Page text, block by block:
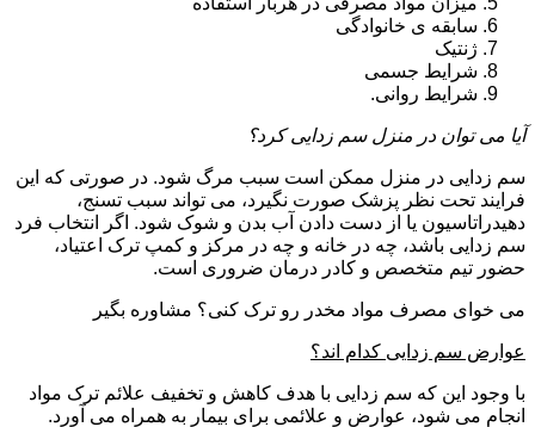
سابقه ی خانوادگی
ژنتیک
شرایط جسمی
شرایط روانی.
آیا می توان در منزل سم زدایی کرد؟
سم زدایی در منزل ممکن است سبب مرگ شود. در صورتی که این
فرایند تحت نظر پزشک صورت نگیرد، می تواند سبب تسنج،
دهیدراتاسیون یا از دست دادن آب بدن و شوک شود. اگر انتخاب فرد
سم زدایی باشد، چه در خانه و چه در مرکز و کمپ ترک اعتیاد،
حضور تیم متخصص و کادر درمان ضروری است.
می خوای مصرف مواد مخدر رو ترک کنی؟ مشاوره بگیر
عوارض سم زدایی کدام اند؟
با وجود این که سم زدایی با هدف کاهش و تخفیف علائم ترک مواد
انجام می شود، عوارض و علائمی برای بیمار به همراه می آورد.